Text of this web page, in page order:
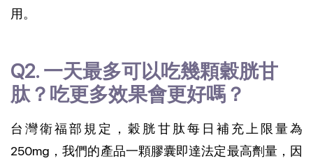
用。
Q2. 一天最多可以吃幾顆穀胱甘
肽？吃更多效果會更好嗎？
台灣衛福部規定，穀胱甘肽每日補充上限量為
250mg，我們的產品一顆膠囊即達法定最高劑量，因